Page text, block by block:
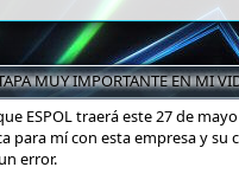
MUY IMPORTANTE EN MI
ESPOL traerá este 27 de
para mí con esta empresa y
error.